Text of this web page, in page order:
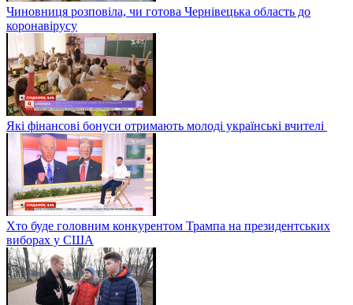
Чиновниця розповіла, чи готова Чернівецька область до
коронавірусу
Які фінансові бонуси отримають молоді українські вчителі
Хто буде головним конкурентом Трампа на президентських
виборах у США